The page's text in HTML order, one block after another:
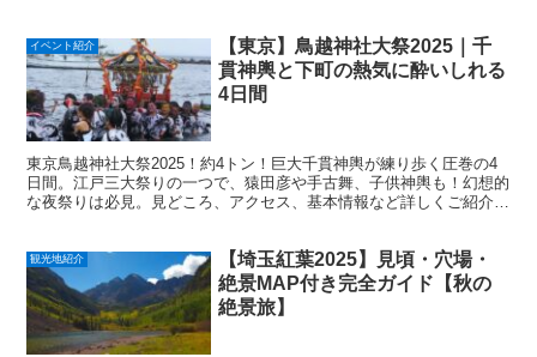
イベント紹介
【東京】鳥越神社大祭2025｜千
貫神輿と下町の熱気に酔いしれる
4日間
東京鳥越神社大祭2025！約4トン！巨大千貫神輿が練り歩く圧巻の4
日間。江戸三大祭りの一つで、猿田彦や手古舞、子供神輿も！幻想的
な夜祭りは必見。見どころ、アクセス、基本情報など詳しくご紹介。
観光地紹介
【埼玉紅葉2025】見頃・穴場・
絶景MAP付き完全ガイド【秋の
絶景旅】